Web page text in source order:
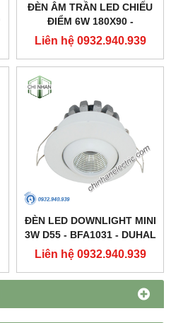
ĐÈN ÂM TRẦN LED CHIẾU
ĐIỂM 6W 180X90 -
SDFC202 - DUHAL
Liên hệ 0932.940.939
ĐÈN LED DOWNLIGHT MINI
3W D55 - BFA1031 - DUHAL
Liên hệ 0932.940.939